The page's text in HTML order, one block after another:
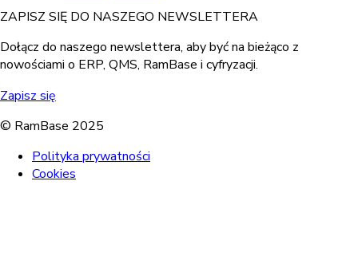
ZAPISZ SIĘ DO NASZEGO NEWSLETTERA
Dołącz do naszego newslettera, aby być na bieżąco z
nowościami o ERP, QMS, RamBase i cyfryzacji.
Zapisz się
© RamBase 2025
Polityka prywatności
Cookies